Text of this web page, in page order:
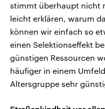
stimmt überhaupt nicht
leicht erklären, warum
können wir einfach so
einen Selektionseffekt
günstigen Ressourcen
häufiger in einem
Altersgruppe sehr